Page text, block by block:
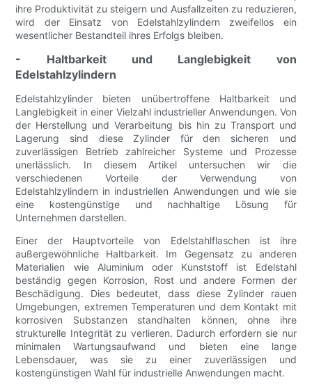
ihre Produktivität zu steigern und Ausfallzeiten zu reduzieren,
wird der Einsatz von Edelstahlzylindern zweifellos ein
wesentlicher Bestandteil ihres Erfolgs bleiben.
- Haltbarkeit und Langlebigkeit von
Edelstahlzylindern
Edelstahlzylinder bieten unübertroffene Haltbarkeit und
Langlebigkeit in einer Vielzahl industrieller Anwendungen. Von
der Herstellung und Verarbeitung bis hin zu Transport und
Lagerung sind diese Zylinder für den sicheren und
zuverlässigen Betrieb zahlreicher Systeme und Prozesse
unerlässlich. In diesem Artikel untersuchen wir die
verschiedenen Vorteile der Verwendung von
Edelstahlzylindern in industriellen Anwendungen und wie sie
eine kostengünstige und nachhaltige Lösung für
Unternehmen darstellen.
Einer der Hauptvorteile von Edelstahlflaschen ist ihre
außergewöhnliche Haltbarkeit. Im Gegensatz zu anderen
Materialien wie Aluminium oder Kunststoff ist Edelstahl
beständig gegen Korrosion, Rost und andere Formen der
Beschädigung. Dies bedeutet, dass diese Zylinder rauen
Umgebungen, extremen Temperaturen und dem Kontakt mit
korrosiven Substanzen standhalten können, ohne ihre
strukturelle Integrität zu verlieren. Dadurch erfordern sie nur
minimalen Wartungsaufwand und bieten eine lange
Lebensdauer, was sie zu einer zuverlässigen und
kostengünstigen Wahl für industrielle Anwendungen macht.